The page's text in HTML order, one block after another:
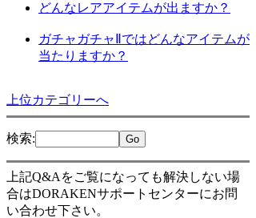
どんなレアアイテムが出ますか？
ガチャガチャⅡではどんなアイテムが
当たりますか？
上位カテゴリーへ
検索:
上記Q&Aをご覧になっても解決しない場
合はDORAKENサポートセンターにお問
い合わせ下さい。